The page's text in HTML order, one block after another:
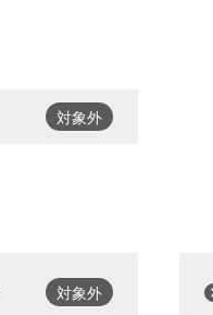
対象外
対象外